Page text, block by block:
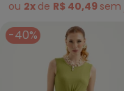
ou 2x de R$ 40,49 sem
-40%